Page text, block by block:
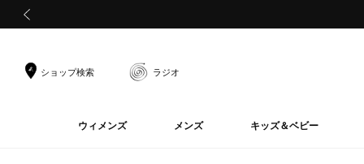
ショップ検索 ラジオ
ウィメンズ メンズ キッズ＆ベビー